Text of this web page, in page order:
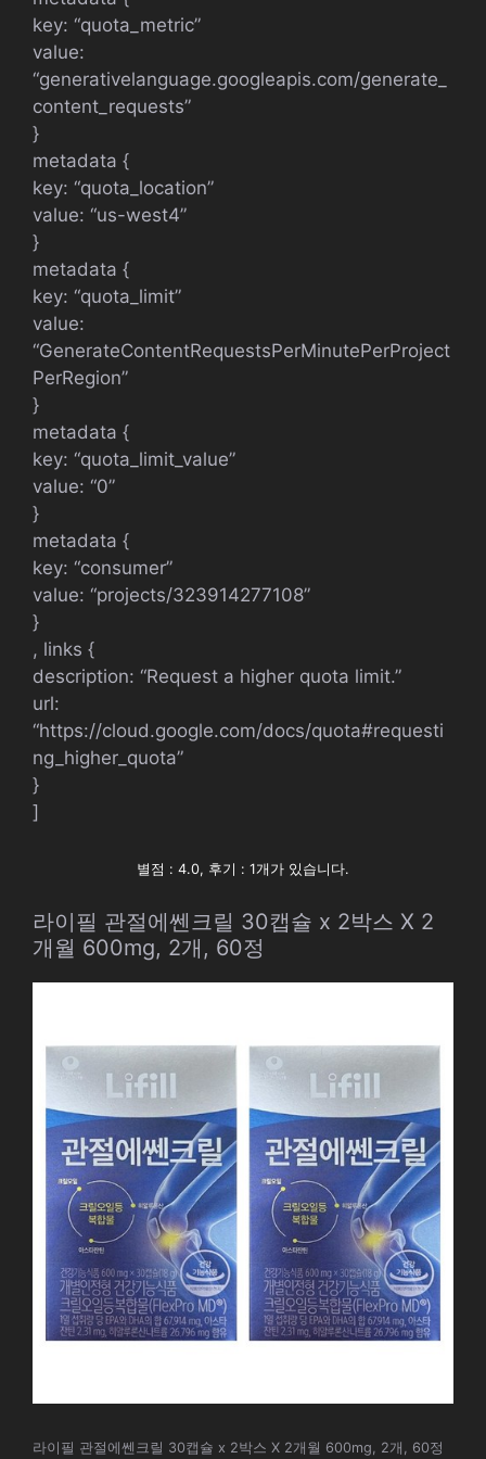
key: “quota_metric”
value:
“generativelanguage.googleapis.com/generate_
content_requests”
}
metadata {
key: “quota_location”
value: “us-west4”
}
metadata {
key: “quota_limit”
value:
“GenerateContentRequestsPerMinutePerProject
PerRegion”
}
metadata {
key: “quota_limit_value”
value: “0”
}
metadata {
key: “consumer”
value: “projects/323914277108”
}
, links {
description: “Request a higher quota limit.”
url:
“https://cloud.google.com/docs/quota#requesti
ng_higher_quota”
}
]
별점 : 4.0, 후기 : 1개가 있습니다.
라이필 관절에쎈크릴 30캡슐 x 2박스 X 2
개월 600mg, 2개, 60정
라이필 관절에쎈크릴 30캡슐 x 2박스 X 2개월 600mg, 2개, 60정